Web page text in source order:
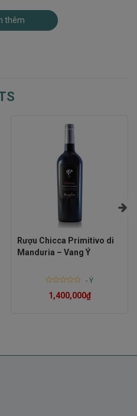
Được đánh giá cao về
thêm
Rượu Chicca Primitivo di
Manduria – Vang Ý
Rated
- Ý
1,400,000₫